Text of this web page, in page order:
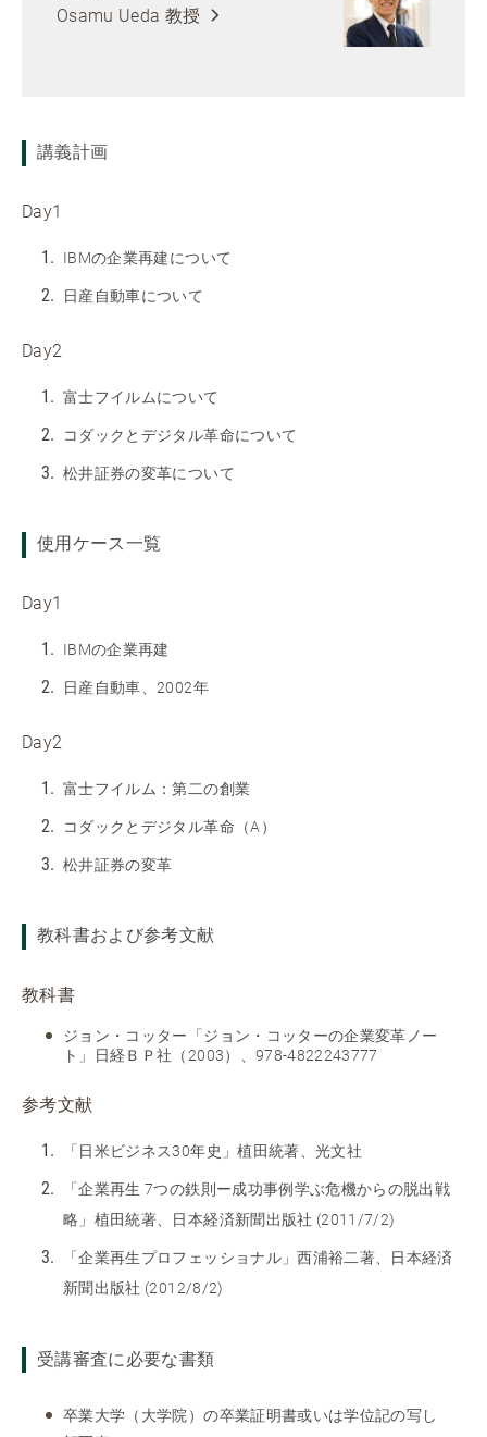
Osamu Ueda 教授
講義計画
Day1
IBMの企業再建について
日産自動車について
Day2
富士フイルムについて
コダックとデジタル革命について
松井証券の変革について
使用ケース一覧
Day1
IBMの企業再建
日産自動車、2002年
Day2
富士フイルム：第二の創業
コダックとデジタル革命（A）
松井証券の変革
教科書および参考文献
教科書
ジョン・コッター「ジョン・コッターの企業変革ノー
ト」日経ＢＰ社（2003）、978-4822243777
参考文献
「日米ビジネス30年史」植田統著、光文社
「企業再生 7つの鉄則ー成功事例学ぶ危機からの脱出戦
略」植田統著、日本経済新聞出版社 (2011/7/2)
「企業再生プロフェッショナル」西浦裕二著、日本経済
新聞出版社 (2012/8/2)
受講審査に必要な書類
卒業大学（大学院）の卒業証明書或いは学位記の写し